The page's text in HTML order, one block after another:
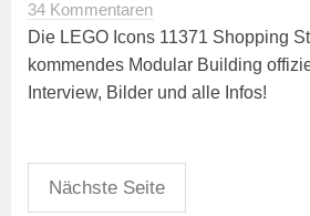
34 Kommentaren
Die LEGO Icons 11371 Shopping
kommendes Modular Building
Interview, Bilder und alle Infos!
Seitennummerierung
Nächste Seite